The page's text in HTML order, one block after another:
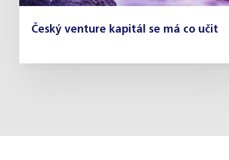
Český venture kapitál se má co učit